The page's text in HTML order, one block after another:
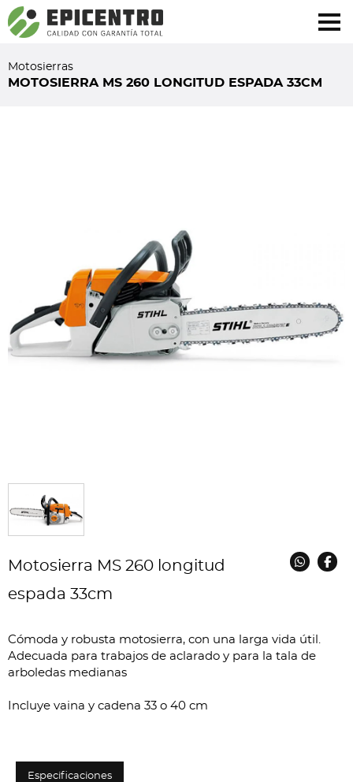
¿Olvidó su contraseña?Regístrese aquí
Motosierras
MOTOSIERRA MS 260 LONGITUD ESPADA 33CM
Motosierra MS 260 longitud
espada 33cm
Cómoda y robusta motosierra, con una larga vida útil.
Adecuada para trabajos de aclarado y para la tala de
arboledas medianas
Incluye vaina y cadena 33 o 40 cm
Especificaciones